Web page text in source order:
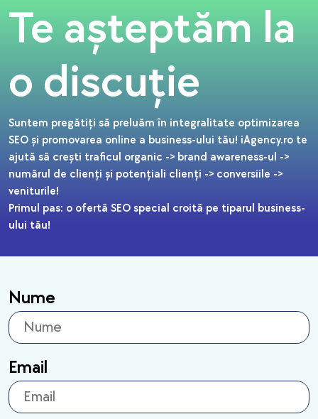
Te așteptăm la
o discuție
Suntem pregătiți să preluăm în integralitate optimizarea
SEO și promovarea online a business-ului tău! iAgency.ro te
ajută să crești traficul organic -> brand awareness-ul ->
numărul de clienți și potențiali clienți -> conversiile ->
veniturile!
Primul pas: o ofertă SEO special croită pe tiparul business-
ului tău!
Nume
Email